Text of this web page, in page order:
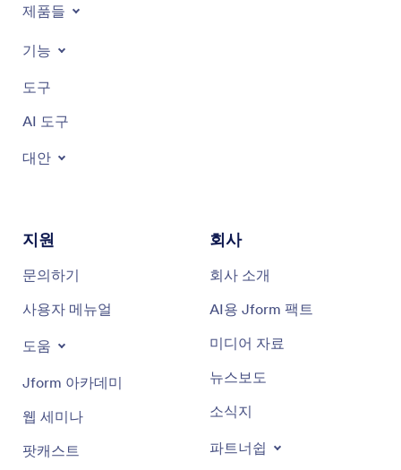
제품들
기능
도구
AI 도구
대안
지원
문의하기
사용자 메뉴얼
도움
Jform 아카데미
웹 세미나
팟캐스트
회사
회사 소개
AI용 Jform 팩트
미디어 자료
뉴스보도
소식지
파트너쉽